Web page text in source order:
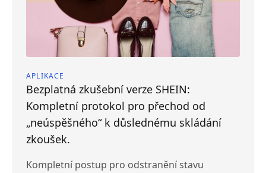
APLIKACE
Bezplatná zkušební verze SHEIN:
Kompletní protokol pro přechod od
„neúspěšného“ k důslednému skládání
zkoušek.
Kompletní postup pro odstranění stavu